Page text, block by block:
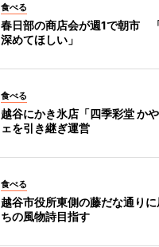
食べる
春日部の商店会が週1で朝市
深めてほしい」
食べる
越谷にかき氷店「四季彩堂 か
ェを引き継ぎ運営
食べる
越谷市役所東側の藤だな通り
ちの風物詩目指す